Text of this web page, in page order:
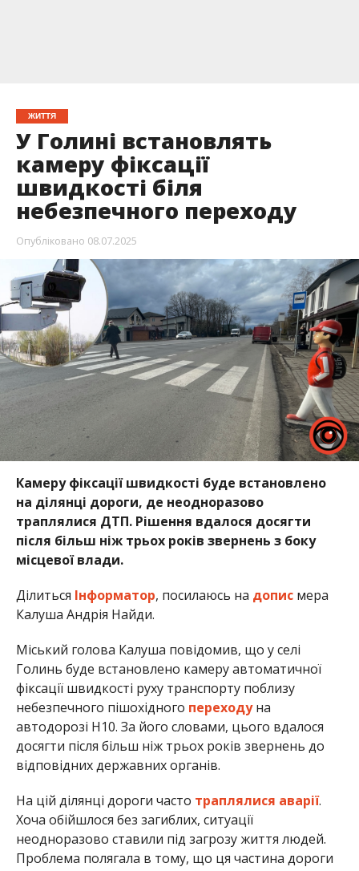
ЖИТТЯ
У Голині встановлять
камеру фіксації
швидкості біля
небезпечного переходу
Опубліковано 08.07.2025
Камеру фіксації швидкості буде встановлено
на ділянці дороги, де неодноразово
траплялися ДТП. Рішення вдалося досягти
після більш ніж трьох років звернень з боку
місцевої влади.
Ділиться Інформатор, посилаюсь на дописмера
Калуша Андрія Найди.
Міський голова Калуша повідомив, що у селі
Голинь буде встановлено камеру автоматичної
фіксації швидкості руху транспорту поблизу
небезпечного пішохідного переходуна
автодорозі Н10. За його словами, цього вдалося
досягти після більш ніж трьох років звернень до
відповідних державних органів.
На цій ділянці дороги часто траплялися аварії.
Хоча обійшлося без загиблих, ситуації
неодноразово ставили під загрозу життя людей.
Проблема полягала в тому, що ця частина дороги